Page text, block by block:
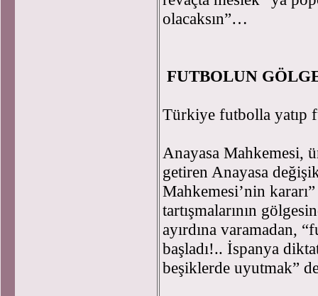
olacaksın”…
FUTBOLUN
Türkiye futbolla yatıp
Anayasa Mahkemesi,
getiren Anayasa
Mahkemesi’nin
tartışmalarının
ayırdına varamadan,
başladı!.. İspanya
beşiklerde uyutmak”